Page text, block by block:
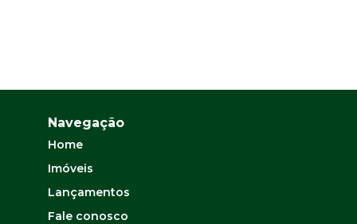
Navegação
Home
Imóveis
Lançamentos
Fale conosco